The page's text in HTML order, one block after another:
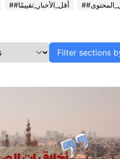
##أقل_الأخبار_تقييمًا
Filter sections